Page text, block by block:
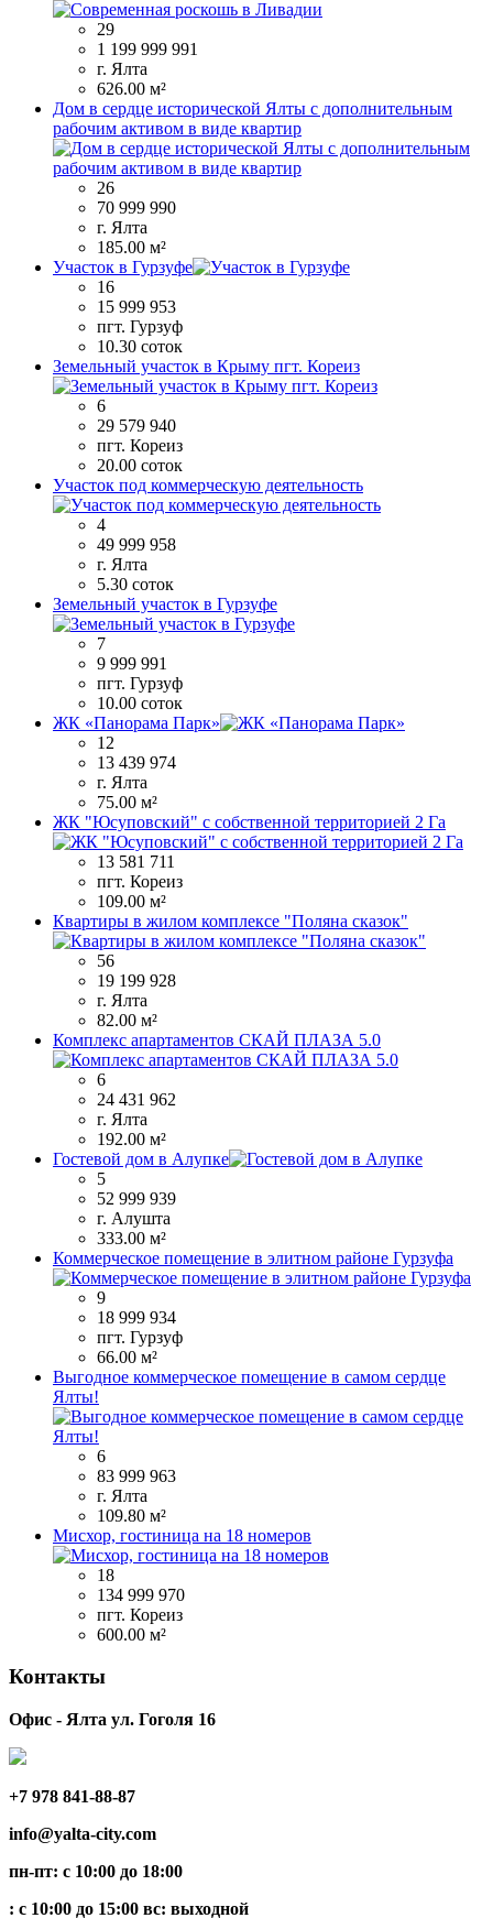
29
1 199 999 991
г. Ялта
626.00 м²
Дом в сердце исторической Ялты с дополнительным
рабочим активом в виде квартир
26
70 999 990
г. Ялта
185.00 м²
Участок в Гурзуфе
16
15 999 953
пгт. Гурзуф
10.30 соток
Земельный участок в Крыму пгт. Кореиз
6
29 579 940
пгт. Кореиз
20.00 соток
Участок под коммерческую деятельность
4
49 999 958
г. Ялта
5.30 соток
Земельный участок в Гурзуфе
7
9 999 991
пгт. Гурзуф
10.00 соток
ЖК «Панорама Парк»
12
13 439 974
г. Ялта
75.00 м²
ЖК "Юсуповский" с собственной территорией 2 Га
13 581 711
пгт. Кореиз
109.00 м²
Квартиры в жилом комплексе "Поляна сказок"
56
19 199 928
г. Ялта
82.00 м²
Комплекс апартаментов СКАЙ ПЛАЗА 5.0
6
24 431 962
г. Ялта
192.00 м²
Гостевой дом в Алупке
5
52 999 939
г. Алушта
333.00 м²
Коммерческое помещение в элитном районе Гурзуфа
9
18 999 934
пгт. Гурзуф
66.00 м²
Выгодное коммерческое помещение в самом сердце
Ялты!
6
83 999 963
г. Ялта
109.80 м²
Мисхор, гостиница на 18 номеров
18
134 999 970
пгт. Кореиз
600.00 м²
Контакты
Офис - Ялта ул. Гоголя 16
+7 978 841-88-87
info@yalta-city.com
пн-пт: с 10:00 до 18:00
: с 10:00 до 15:00 вс: выходной